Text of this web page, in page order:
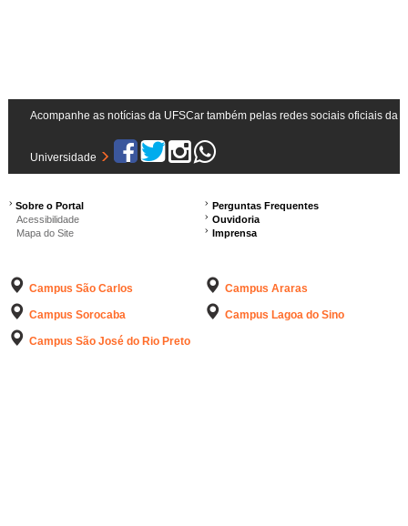
Acompanhe as notícias da UFSCar também pelas redes sociais oficiais da
Universidade
Sobre o Portal
Acessibilidade
Mapa do Site
Perguntas Frequentes
Ouvidoria
Imprensa
Campus São Carlos Campus Araras
Campus Sorocaba Campus Lagoa do Sino
Campus São José do Rio Preto